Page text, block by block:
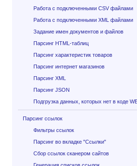
Работа с подключенными CSV файлами
Работа с подключенными XML файлами
Задание имен документов и файлов
Парсинг HTML-таблиц
Парсинг характеристик товаров
Парсинг интернет магазинов
Парсинг XML
Парсинг JSON
Подгрузка данных, которых нет в коде
Парсинг ссылок
Фильтры ссылок
Парсинг во вкладке "Ссылки"
Сбор ссылок сканером сайтов